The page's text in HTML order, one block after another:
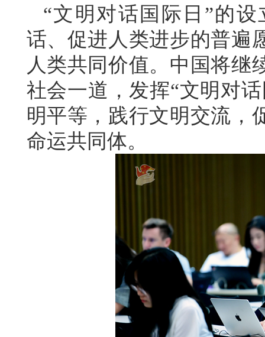
“文明对话国际日”的
话、促进人类进步的普遍
人类共同价值。中国将继
社会一道，发挥“文明对
明平等，践行文明交流，
命运共同体。